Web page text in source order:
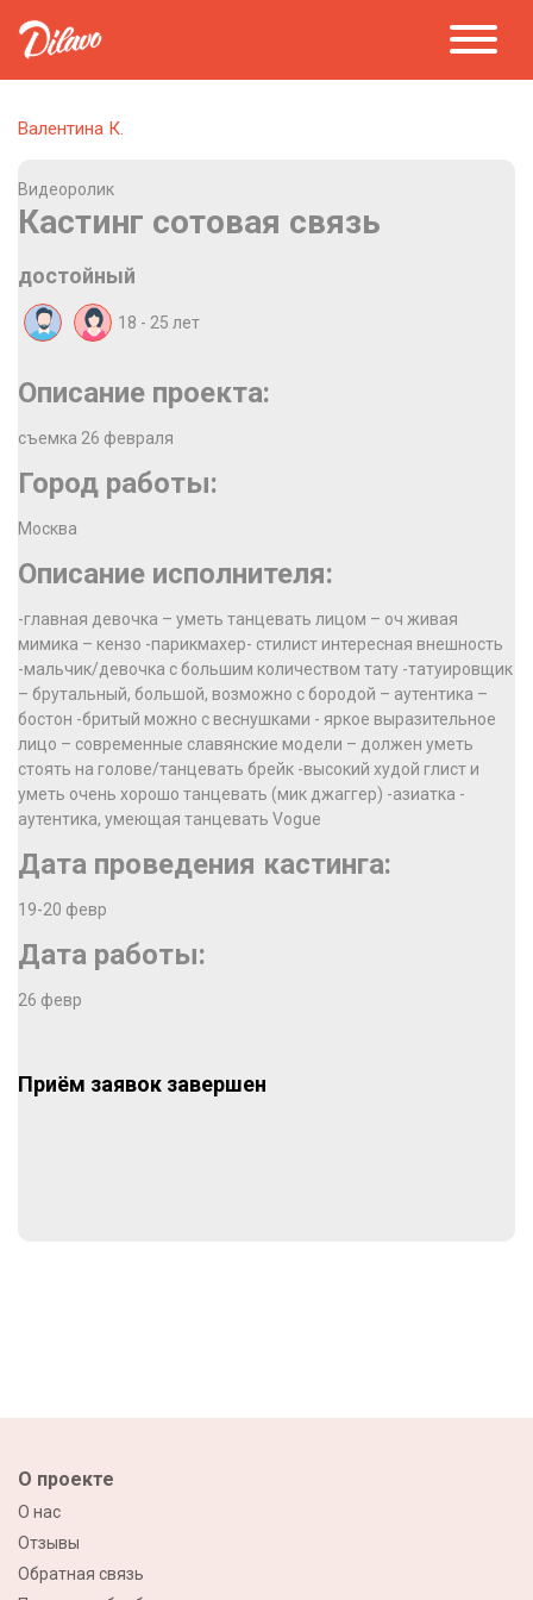
Валентина К.
Видеоролик
Кастинг сотовая связь
достойный
18 - 25 лет
Описание проекта:
съемка 26 февраля
Город работы:
Москва
Описание исполнителя:
-главная девочка – уметь танцевать лицом – оч живая
мимика – кензо -парикмахер- стилист интересная внешность
-мальчик/девочка с большим количеством тату -татуировщик
– брутальный, большой, возможно с бородой – аутентика –
бостон -бритый можно с веснушками - яркое выразительное
лицо – современные славянские модели – должен уметь
стоять на голове/танцевать брейк -высокий худой глист и
уметь очень хорошо танцевать (мик джаггер) -азиатка -
аутентика, умеющая танцевать Vogue
Дата проведения кастинга:
19-20 февр
Дата работы:
26 февр
Приём заявок завершен
О проекте
О нас
Отзывы
Обратная связь